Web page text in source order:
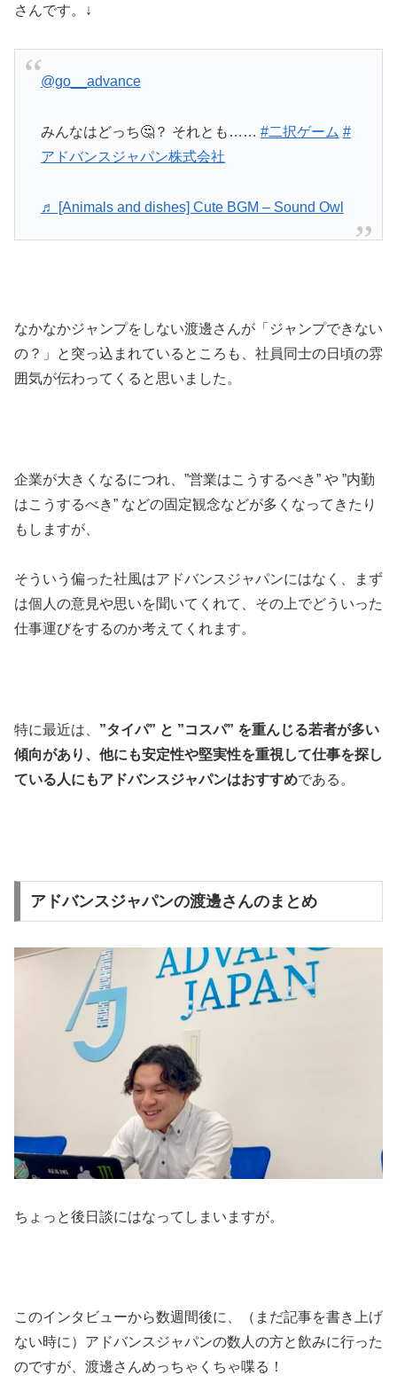
さんです。↓
@go__advance
みんなはどっち🤔？ それとも…… #二択ゲーム #
アドバンスジャパン株式会社
♬ [Animals and dishes] Cute BGM – Sound Owl
なかなかジャンプをしない渡邊さんが「ジャンプできない
の？」と突っ込まれているところも、社員同士の日頃の雰
囲気が伝わってくると思いました。
企業が大きくなるにつれ、”営業はこうするべき” や ”内勤
はこうするべき” などの固定観念などが多くなってきたり
もしますが、
そういう偏った社風はアドバンスジャパンにはなく、まず
は個人の意見や思いを聞いてくれて、その上でどういった
仕事運びをするのか考えてくれます。
特に最近は、 ”タイパ” と ”コスパ” を重んじる若者が多い
傾向があり、他にも安定性や堅実性を重視して仕事を探し
ている人にもアドバンスジャパンはおすすめである。
アドバンスジャパンの渡邊さんのまとめ
ちょっと後日談にはなってしまいますが。
このインタビューから数週間後に、（まだ記事を書き上げ
ない時に）アドバンスジャパンの数人の方と飲みに行った
のですが、渡邊さんめっちゃくちゃ喋る！